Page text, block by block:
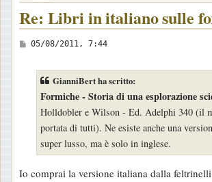
Re: Libri in italiano sulle
M
o
05/08/2011, 7:44
GianniBert ha scritto:
Formiche - Storia di una esplorazione
Holldobler e Wilson - Ed. Adelphi 340 (il
portata di tutti). Ne esiste anche una
super lusso, ma è solo in inglese.
Io comprai la versione italiana dalla